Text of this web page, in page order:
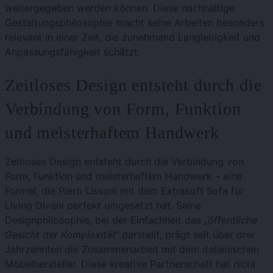
weitergegeben werden können. Diese nachhaltige
Gestaltungsphilosophie macht seine Arbeiten besonders
relevant in einer Zeit, die zunehmend Langlebigkeit und
Anpassungsfähigkeit schätzt.
Zeitloses Design entsteht durch die
Verbindung von Form, Funktion
und meisterhaftem Handwerk
Zeitloses Design entsteht durch die Verbindung von
Form, Funktion und meisterhaftem Handwerk – eine
Formel, die Piero Lissoni mit dem Extrasoft Sofa für
Living Divani perfekt umgesetzt hat. Seine
Designphilosophie, bei der Einfachheit das
„öffentliche
Gesicht der Komplexität“ darstellt, prägt seit über drei
Jahrzehnten die Zusammenarbeit mit dem italienischen
Möbelhersteller. Diese kreative Partnerschaft hat nicht